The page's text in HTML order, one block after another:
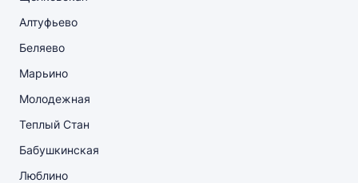
Алтуфьево
Беляево
Марьино
Молодежная
Теплый Стан
Бабушкинская
Люблино